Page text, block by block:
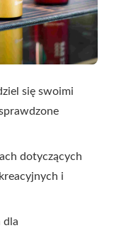
się swoimi
dotyczących
i
dla